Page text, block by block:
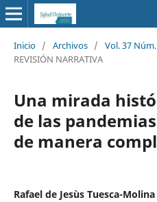
Inicio / Archivos / Vol. 37
REVISIÓN NARRATIVA
Una mirada
de las
de manera
Rafael de Jesùs Tuesca-Molina